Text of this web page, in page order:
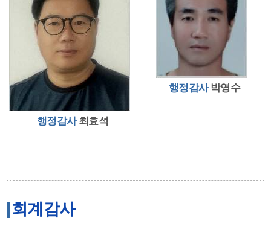
행정감사 최효석
행정감사 박영수
회계감사